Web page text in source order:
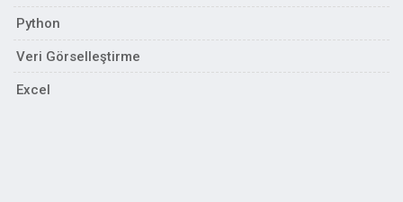
Python
Veri Görselleştirme
Excel